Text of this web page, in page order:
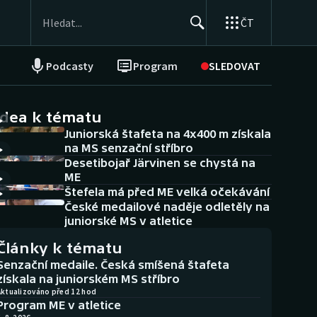
ČT
Podcasty Program SLEDOVAT
NEPŘEHLÉDNĚTE
Historické návraty
Aplikace ČT sport
AZ kvíz
k tématu
Juniorská štafeta na 4x400 m získala
na MS senzační stříbro
Desetibojař Järvinen se chystá na
ME
Štefela má před ME velká očekávání
České medailové naděje odletěly na
juniorské MS v atletice
k tématu
medaile. Česká smíšená štafeta
na juniorském MS stříbro
před 12 hod
ME v atletice